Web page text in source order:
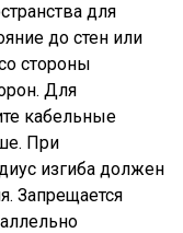
для
до стен или
стороны
Для
кабельные
При
изгиба должен
Запрещается